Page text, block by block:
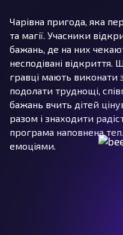
Чарівна пригода, яка
та магії. Учасники
бажань, де на них
несподівані відкриття.
гравці мають виконати
подолати труднощі,
бажань вчить дітей
разом і знаходити
програма наповнена
емоціями.